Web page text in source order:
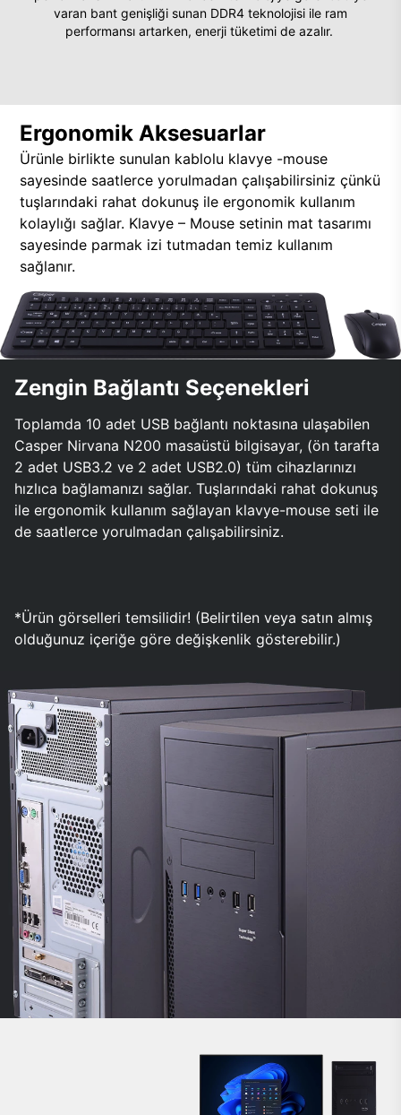
varan bant genişliği sunan DDR4 teknolojisi ile ram
performansı artarken, enerji tüketimi de azalır.
Ergonomik Aksesuarlar
Ürünle birlikte sunulan kablolu klavye -mouse
sayesinde saatlerce yorulmadan çalışabilirsiniz çünkü
tuşlarındaki rahat dokunuş ile ergonomik kullanım
kolaylığı sağlar. Klavye – Mouse setinin mat tasarımı
sayesinde parmak izi tutmadan temiz kullanım
sağlanır.
Zengin Bağlantı Seçenekleri
Toplamda 10 adet USB bağlantı noktasına ulaşabilen
Casper Nirvana N200 masaüstü bilgisayar, (ön tarafta
2 adet USB3.2 ve 2 adet USB2.0) tüm cihazlarınızı
hızlıca bağlamanızı sağlar. Tuşlarındaki rahat dokunuş
ile ergonomik kullanım sağlayan klavye-mouse seti ile
de saatlerce yorulmadan çalışabilirsiniz.
*Ürün görselleri temsilidir! (Belirtilen veya satın almış
olduğunuz içeriğe göre değişkenlik gösterebilir.)